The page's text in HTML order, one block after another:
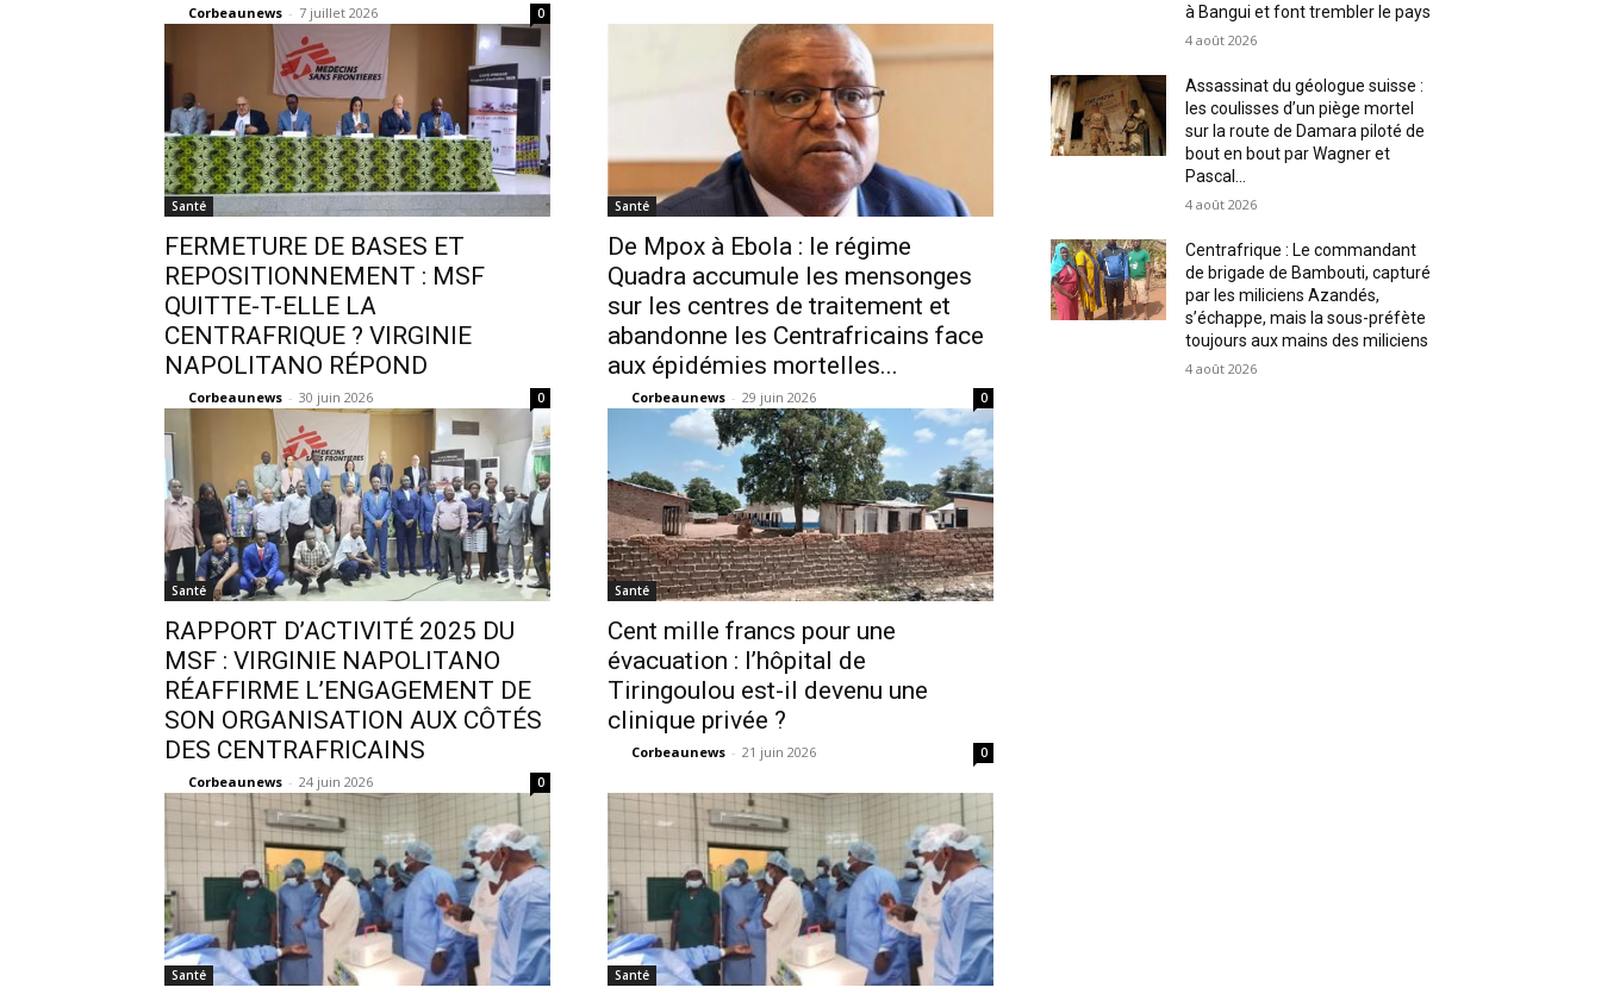
Corbeaunews - 7 juillet 2026 0
Santé
FERMETURE DE BASES ET
REPOSITIONNEMENT : MSF
QUITTE-T-ELLE LA
CENTRAFRIQUE ? VIRGINIE
NAPOLITANO RÉPOND
Corbeaunews - 30 juin 2026 0
Santé
De Mpox à Ebola : le régime
Quadra accumule les mensonges
sur les centres de traitement et
abandonne les Centrafricains face
aux épidémies mortelles...
Corbeaunews - 29 juin 2026 0
Santé
RAPPORT D’ACTIVITÉ 2025 DU
MSF : VIRGINIE NAPOLITANO
RÉAFFIRME L’ENGAGEMENT DE
SON ORGANISATION AUX CÔTÉS
DES CENTRAFRICAINS
Corbeaunews - 24 juin 2026 0
Santé
Cent mille francs pour une
évacuation : l’hôpital de
Tiringoulou est-il devenu une
clinique privée ?
Corbeaunews - 21 juin 2026 0
Santé Santé
à Bangui et font trembler le pays
4 août 2026
Assassinat du géologue suisse :
les coulisses d’un piège mortel
sur la route de Damara piloté de
bout en bout par Wagner et
Pascal...
4 août 2026
Centrafrique : Le commandant
de brigade de Bambouti, capturé
par les miliciens Azandés,
s’échappe, mais la sous-préfète
toujours aux mains des miliciens
4 août 2026